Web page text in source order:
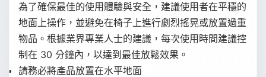
為了確保最佳的使用體驗與安全，建議使用者在平穩的
地面上操作，並避免在椅子上進行劇烈搖晃或放置過重
物品。根據業界專業人士的建議，每次使用時間建議控
制在 30 分鐘內，以達到最佳放鬆效果。
請務必將產品放置在水平地面